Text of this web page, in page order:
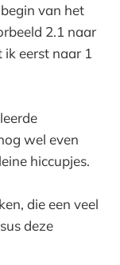
van het
2.1 naar
eerst naar 1
wel even
hiccupjes.
die een veel
deze